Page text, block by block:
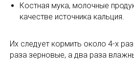
Костная мука, молочные
качестве источника кальция.
Их следует кормить около 4-х
раза зерновые, а два раза